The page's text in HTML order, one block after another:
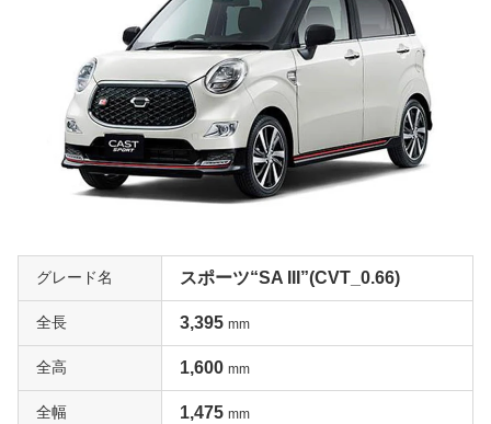
グレード名 スポーツ“SA III”(CVT_0.66)
全長 3,395 mm
全高 1,600 mm
全幅 1,475 mm